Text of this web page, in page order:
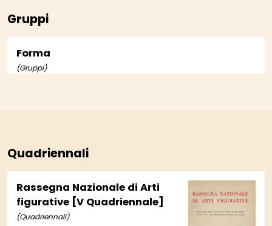
Gruppi
Forma
(Gruppi)
Quadriennali
Rassegna Nazionale di Arti
figurative [V Quadriennale]
(Quadriennali)